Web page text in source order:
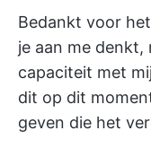
Bedankt voor
je aan me
capaciteit met
dit op dit
geven die het